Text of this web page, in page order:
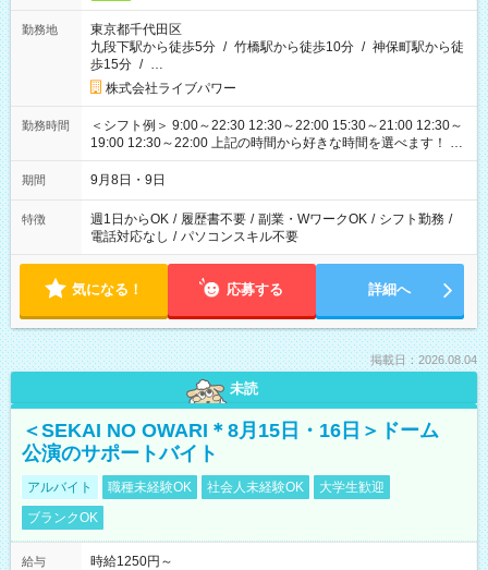
勤務地
東京都千代田区
九段下駅から徒歩5分 / 竹橋駅から徒歩10分 / 神保町駅から徒
歩15分 / …
株式会社ライブパワー
勤務時間
＜シフト例＞ 9:00～22:30 12:30～22:00 15:30～21:00 12:30～
19:00 12:30～22:00 上記の時間から好きな時間を選べます！ ※
時間は変更となる可能性があります
期間 9月8日・9日
特徴 週1日からOK / 履歴書不要 / 副業・WワークOK / シフト勤務 /
電話対応なし / パソコンスキル不要
気になる！ 応募する 詳細へ
掲載日：2026.08.04
未読
＜SEKAI NO OWARI＊8月15日・16日＞ドーム
公演のサポートバイト
アルバイト 職種未経験OK 社会人未経験OK
大学生歓迎
ブランクOK
給与
時給1250円～